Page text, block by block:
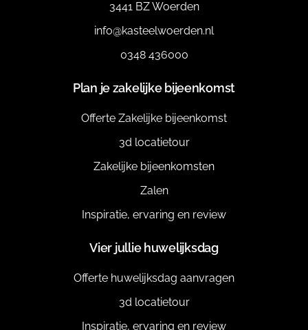
3441 BZ Woerden
info@kasteelwoerden.nl
0348 436000
Plan je zakelijke bijeenkomst
Offerte Zakelijke bijeenkomst
3d locatietour
Zakelijke bijeenkomsten
Zalen
Inspiratie, ervaring en review
Vier jullie huwelijksdag
Offerte huwelijksdag aanvragen
3d locatietour
Inspiratie, ervaring en review